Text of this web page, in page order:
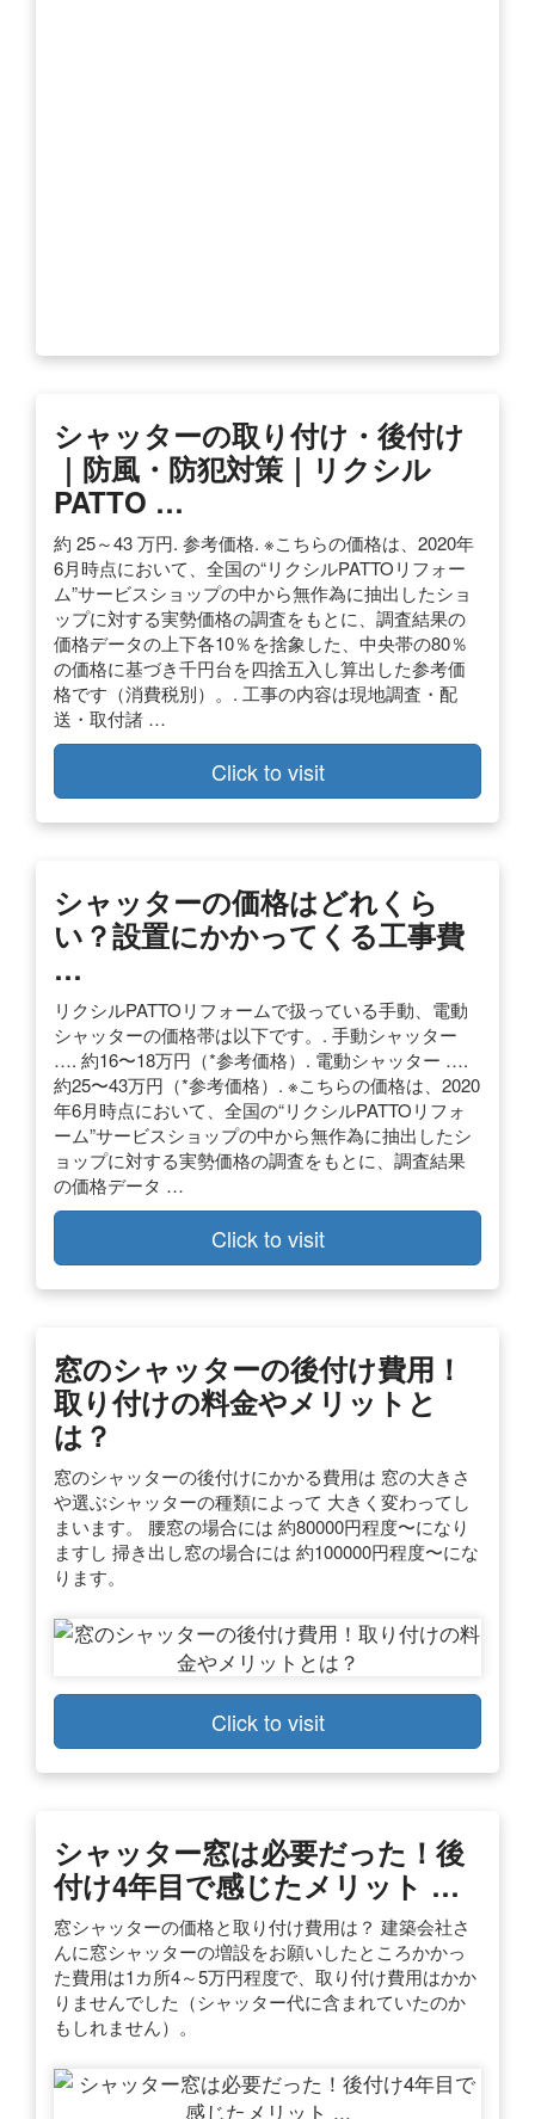
シャッターの取り付け・後付け
｜防風・防犯対策｜リクシル
PATTO …
約 25～43 万円. 参考価格. ※こちらの価格は、2020年
6月時点において、全国の“リクシルPATTOリフォー
ム”サービスショップの中から無作為に抽出したショ
ップに対する実勢価格の調査をもとに、調査結果の
価格データの上下各10％を捨象した、中央帯の80％
の価格に基づき千円台を四捨五入し算出した参考価
格です（消費税別）。. 工事の内容は現地調査・配
送・取付諸 …
Click to visit
シャッターの価格はどれくら
い？設置にかかってくる工事費
…
リクシルPATTOリフォームで扱っている手動、電動
シャッターの価格帯は以下です。. 手動シャッター
…. 約16〜18万円（*参考価格）. 電動シャッター ….
約25〜43万円（*参考価格）. ※こちらの価格は、2020
年6月時点において、全国の“リクシルPATTOリフォ
ーム”サービスショップの中から無作為に抽出したシ
ョップに対する実勢価格の調査をもとに、調査結果
の価格データ …
Click to visit
窓のシャッターの後付け費用！
取り付けの料金やメリットと
は？
窓のシャッターの後付けにかかる費用は 窓の大きさ
や選ぶシャッターの種類によって 大きく変わってし
まいます。 腰窓の場合には 約80000円程度〜になり
ますし 掃き出し窓の場合には 約100000円程度〜にな
ります。
Click to visit
シャッター窓は必要だった！後
付け4年目で感じたメリット …
窓シャッターの価格と取り付け費用は？ 建築会社さ
んに窓シャッターの増設をお願いしたところかかっ
た費用は1カ所4～5万円程度で、取り付け費用はかか
りませんでした（シャッター代に含まれていたのか
もしれません）。